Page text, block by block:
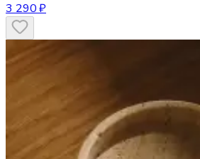
3 290 ₽